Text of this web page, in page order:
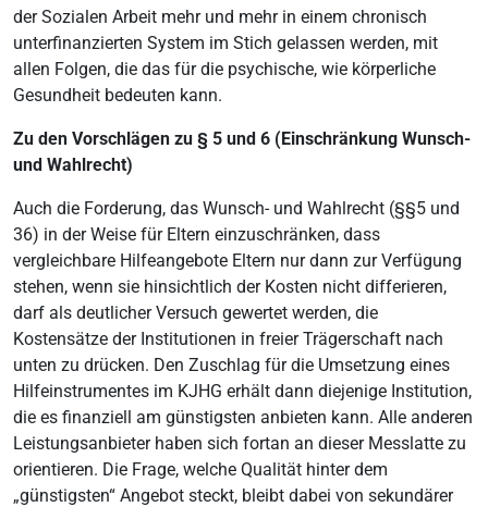
der Sozialen Arbeit mehr und mehr in einem chronisch
unterfinanzierten System im Stich gelassen werden, mit
allen Folgen, die das für die psychische, wie körperliche
Gesundheit bedeuten kann.
Zu den Vorschlägen zu § 5 und 6 (Einschränkung Wunsch-
und Wahlrecht)
Auch die Forderung, das Wunsch- und Wahlrecht (§§5 und
36) in der Weise für Eltern einzuschränken, dass
vergleichbare Hilfeangebote Eltern nur dann zur Verfügung
stehen, wenn sie hinsichtlich der Kosten nicht differieren,
darf als deutlicher Versuch gewertet werden, die
Kostensätze der Institutionen in freier Trägerschaft nach
unten zu drücken. Den Zuschlag für die Umsetzung eines
Hilfeinstrumentes im KJHG erhält dann diejenige Institution,
die es finanziell am günstigsten anbieten kann. Alle anderen
Leistungsanbieter haben sich fortan an dieser Messlatte zu
orientieren. Die Frage, welche Qualität hinter dem
„günstigsten“ Angebot steckt, bleibt dabei von sekundärer